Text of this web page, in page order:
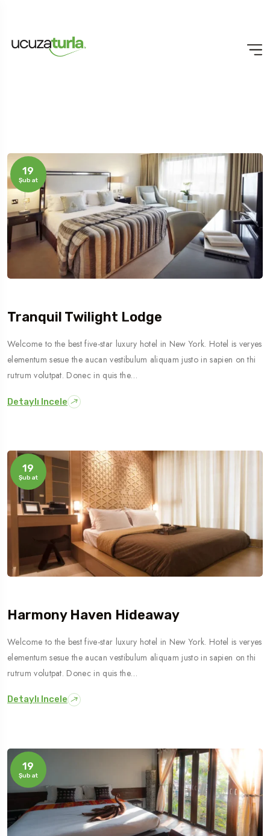
19
Şubat
Tranquil Twilight Lodge
Welcome to the best five-star luxury hotel in New York. Hotel is veryes
elementum sesue the aucan vestibulum aliquam justo in sapien on thi
rutrum volutpat. Donec in quis the…
Detaylı Incele
19
Şubat
Harmony Haven Hideaway
Welcome to the best five-star luxury hotel in New York. Hotel is veryes
elementum sesue the aucan vestibulum aliquam justo in sapien on thi
rutrum volutpat. Donec in quis the…
Detaylı Incele
19
Şubat